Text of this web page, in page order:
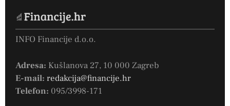
INFO Financije d.o.o.
Adresa: Kušlanova 27, 10 000 Zagreb
E-mail: redakcija@financije.hr
Telefon: 095/3998-171